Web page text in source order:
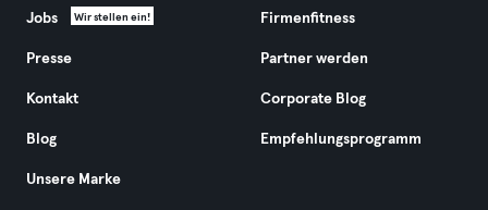
Jobs Wir stellen ein!
Presse
Kontakt
Blog
Unsere Marke
Firmenfitness
Partner werden
Corporate Blog
Empfehlungsprogramm